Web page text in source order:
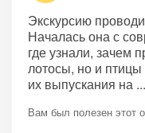
Экскурсию
Началась она с
где узнали, зачем
лотосы, но и
их выпускания на
Вам был полезен этот